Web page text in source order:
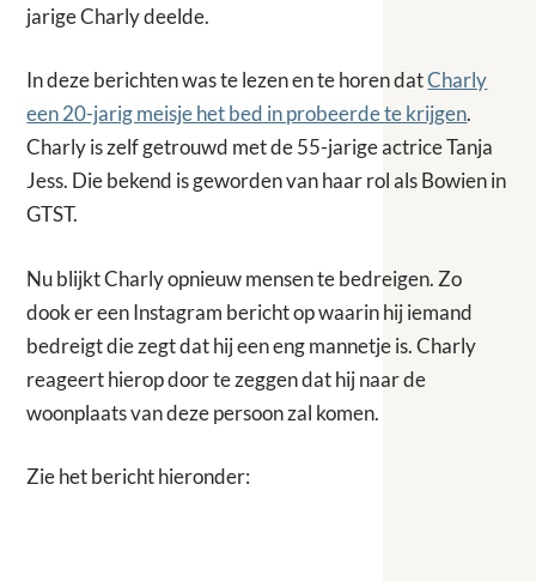
jarige Charly deelde.
In deze berichten was te lezen en te horen datCharly
een 20-jarig meisje het bed in probeerde te krijgen.
Charly is zelf getrouwd met de 55-jarige actrice Tanja
Jess. Die bekend is geworden van haar rol als Bowien in
GTST.
Nu blijkt Charly opnieuw mensen te bedreigen. Zo
dook er een Instagram bericht op waarin hij iemand
bedreigt die zegt dat hij een eng mannetje is. Charly
reageert hierop door te zeggen dat hij naar de
woonplaats van deze persoon zal komen.
Zie het bericht hieronder: